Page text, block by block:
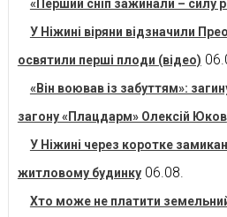
«Перший сніп зажинали – силу
У Ніжині віряни відзначили
освятили перші плоди (відео)
«Він воював із забуттям»:
загону «Плацдарм» Олексій Юков
У Ніжині через коротке
житловому будинку 06.08.
Хто може не платити